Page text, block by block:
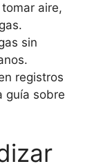
aire,
sin
registros
guía sobre